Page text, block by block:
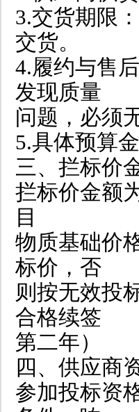
3.交货期限
交货。
4.履约与售
发现质量
问题，必须
5.具体预算
三、拦标价
拦标价金额
目
物质基础价
标价，否
则按无效投
合格续签
第二年）
四、供应商
参加投标资